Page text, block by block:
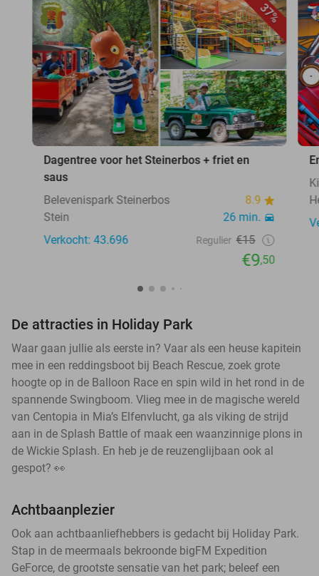
37%
Dagentree voor het Steinerbos + friet en
saus
Belevenispark Steinerbos
8.9
Stein
26 min.
Verkocht: 43.696
Regulier €15
€9,50
De attracties in Holiday Park
Waar gaan jullie als eerste in? Vaar als een heuse kapitein
mee in een reddingsboot bij Beach Rescue, zoek grote
hoogte op in de Balloon Race en spin wild in het rond in de
spannende Swingboom. Vlieg mee in de magische wereld
van Centopia in Mia’s Elfenvlucht, ga als viking de strijd
aan in de Splash Battle of maak een waanzinnige plons in
de Wickie Splash. En heb je de reuzenglijbaan ook al
gespot? 👀
Achtbaanplezier
Ook aan achtbaanliefhebbers is gedacht bij Holiday Park.
Stap in de meermaals bekroonde bigFM Expedition
GeForce, de grootste sensatie van het park; beleef een